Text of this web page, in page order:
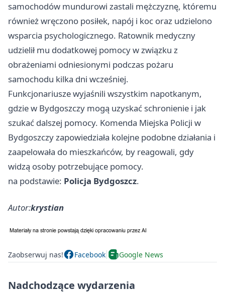
samochodów mundurowi zastali mężczyznę, któremu
również wręczono posiłek, napój i koc oraz udzielono
wsparcia psychologicznego. Ratownik medyczny
udzielił mu dodatkowej pomocy w związku z
obrażeniami odniesionymi podczas pożaru
samochodu kilka dni wcześniej.
Funkcjonariusze wyjaśnili wszystkim napotkanym,
gdzie w Bydgoszczy mogą uzyskać schronienie i jak
szukać dalszej pomocy. Komenda Miejska Policji w
Bydgoszczy zapowiedziała kolejne podobne działania i
zaapelowała do mieszkańców, by reagowali, gdy
widzą osoby potrzebujące pomocy.
na podstawie: Policja Bydgoszcz.
Autor:krystian
Zaobserwuj nas! Facebook Google News
Nadchodzące wydarzenia